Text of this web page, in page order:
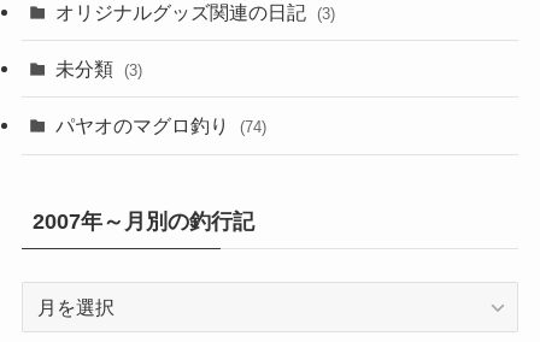
オリジナルグッズ関連の日記 (3)
未分類 (3)
パヤオのマグロ釣り (74)
2007年～月別の釣行記
2007